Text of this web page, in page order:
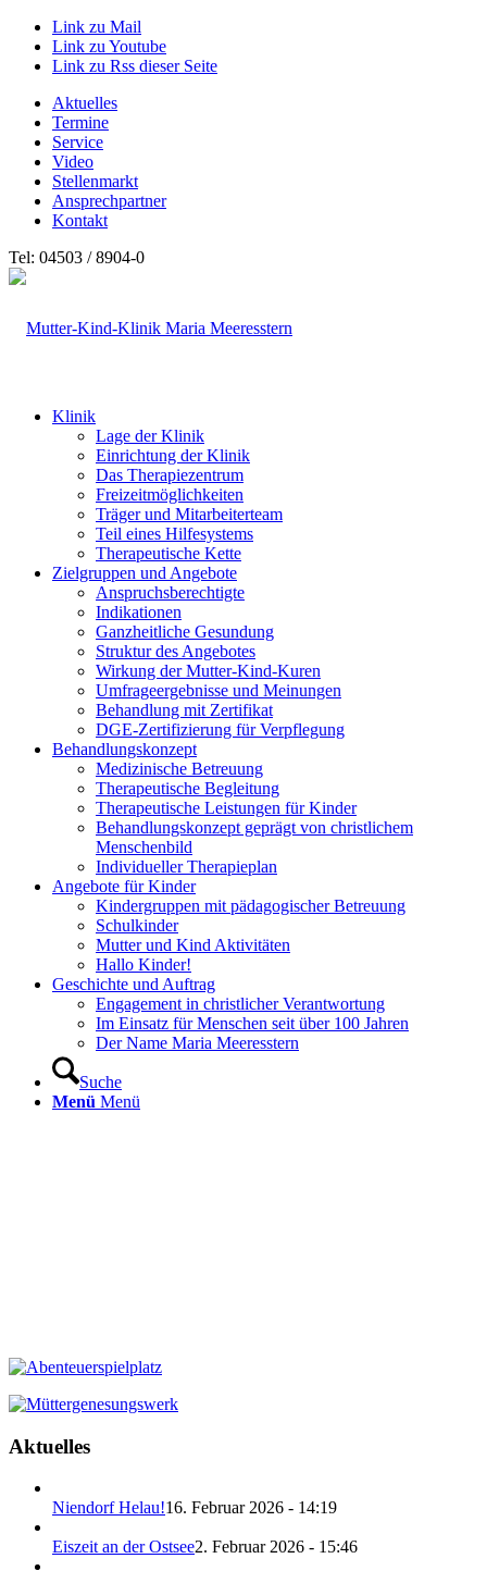
Link zu Mail
Link zu Youtube
Link zu Rss dieser Seite
Aktuelles
Termine
Service
Video
Stellenmarkt
Ansprechpartner
Kontakt
Tel: 04503 / 8904-0
Klinik
Lage der Klinik
Einrichtung der Klinik
Das Therapiezentrum
Freizeitmöglichkeiten
Träger und Mitarbeiterteam
Teil eines Hilfesystems
Therapeutische Kette
Zielgruppen und Angebote
Anspruchsberechtigte
Indikationen
Ganzheitliche Gesundung
Struktur des Angebotes
Wirkung der Mutter-Kind-Kuren
Umfrageergebnisse und Meinungen
Behandlung mit Zertifikat
DGE-Zertifizierung für Verpflegung
Behandlungskonzept
Medizinische Betreuung
Therapeutische Begleitung
Therapeutische Leistungen für Kinder
Behandlungskonzept geprägt von christlichem
Menschenbild
Individueller Therapieplan
Angebote für Kinder
Kindergruppen mit pädagogischer Betreuung
Schulkinder
Mutter und Kind Aktivitäten
Hallo Kinder!
Geschichte und Auftrag
Engagement in christlicher Verantwortung
Im Einsatz für Menschen seit über 100 Jahren
Der Name Maria Meeresstern
Suche
Menü Menü
Aktuelles
Niendorf Helau!16. Februar 2026 - 14:19
Eiszeit an der Ostsee2. Februar 2026 - 15:46